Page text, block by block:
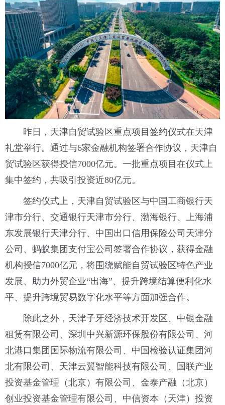
昨日，天津自贸试验区重点项目签约仪式在天津
礼堂举行。通过与6家金融机构签署合作协议，天津自
贸试验区获得授信7000亿元。一批重点项目在仪式上
集中签约，共吸引投资近80亿元。
签约仪式上，天津自贸试验区与中国工商银行天
津市分行、交通银行天津市分行、渤海银行、上海浦
东发展银行天津分行、中国出口信用保险公司天津分
公司、蚂蚁集团支付宝公司签署合作协议，获得金融
机构授信7000亿元，将围绕赋能自贸试验区特色产业
发展、助力外贸企业“出海”、提升跨境结算便利化水
平、提升跨境贸易数字化水平等方面加强合作。
除此之外，天津子牙经济技术开发区、中银金融
租赁有限公司、深圳中兴新源环保股份有限公司、河
北港口集团国际物流有限公司、中国检验认证集团河
北有限公司、天津云翼智能科技有限公司、国联产业
投资基金管理（北京）有限公司、金泰产融（北京）
创业投资基金管理有限公司、中信资本（天津）投资